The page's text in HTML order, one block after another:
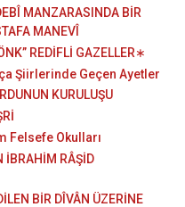
MANZARASINDA BİR
MANEVÎ
REDİFLİ GAZELLER∗
Şiirlerinde Geçen Ayetler
KURULUŞU
Felsefe Okulları
İBRAHİM RÂŞİD
BİR DÎVÂN ÜZERİNE